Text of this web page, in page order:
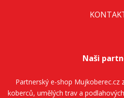
Naši
Partnerský e-shop Mujkoberec.cz
koberců, umělých trav a